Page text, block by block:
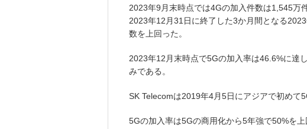
2023年9月末時点では4Gの加入件数は1,545万
2023年12月31日に終了した3か月間となる
数を上回った。
2023年12月末時点で5Gの加入率は46.6%に達
みである。
SK Telecomは2019年4月5日にアジアで初めて
5Gの加入率は5Gの商用化から5年強で50%を上